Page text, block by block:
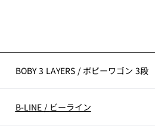
BOBY 3 LAYERS / ボビーワゴン 3段
B-LINE / ビーライン